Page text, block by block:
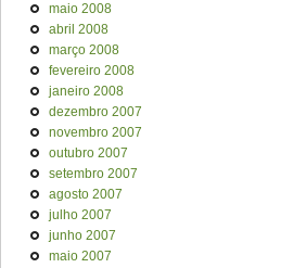
maio 2008
abril 2008
março 2008
fevereiro 2008
janeiro 2008
dezembro 2007
novembro 2007
outubro 2007
setembro 2007
agosto 2007
julho 2007
junho 2007
maio 2007